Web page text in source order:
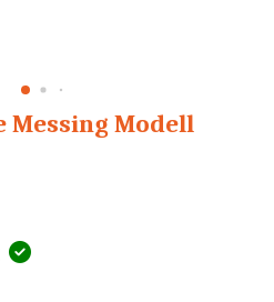
Messing Modell